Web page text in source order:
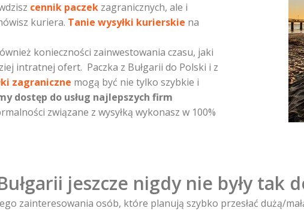
cennik paczek zagranicznych, ale i
kuriera. Tanie wysyłki kurierskie na
konieczności zainwestowania czasu, jaki
intratnej ofert. Paczka z Bułgarii do Polski i z
zagraniczne mogą być nie tylko szybkie i
dostęp do usług najlepszych firm
związane z wysyłką wykonasz w 100%
jeszcze nigdy nie były tak
zainteresowania osób, które planują szybko przesłać dużą/